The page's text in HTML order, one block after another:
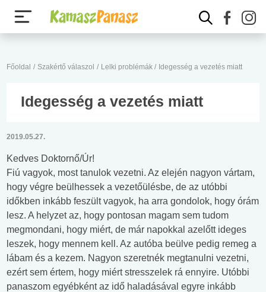
Főoldal / Szakértő válaszol / Lelki problémák / Idegesség a vezetés miatt
Idegesség a vezetés miatt
2019.05.27.
Kedves Doktornő/Úr!
Fiú vagyok, most tanulok vezetni. Az elején nagyon vártam,
hogy végre beülhessek a vezetőülésbe, de az utóbbi
időkben inkább feszült vagyok, ha arra gondolok, hogy órám
lesz. A helyzet az, hogy pontosan magam sem tudom
megmondani, hogy miért, de már napokkal azelőtt ideges
leszek, hogy mennem kell. Az autóba beülve pedig remeg a
lábam és a kezem. Nagyon szeretnék megtanulni vezetni,
ezért sem értem, hogy miért stresszelek rá ennyire. Utóbbi
panaszom egyébként az idő haladásával egyre inkább